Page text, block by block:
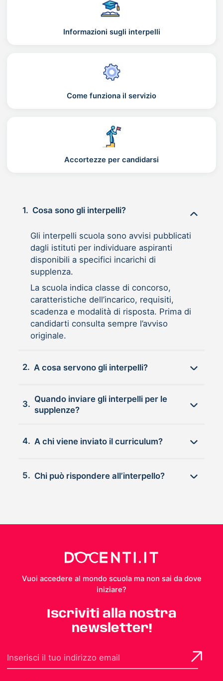
Informazioni sugli interpelli
Come funziona il servizio
Accortezze per candidarsi
1. Cosa sono gli interpelli?
Gli interpelli scuola sono avvisi pubblicati
dagli istituti per individuare aspiranti
disponibili a specifici incarichi di
supplenza.
La scuola indica classe di concorso,
caratteristiche dell’incarico, requisiti,
scadenza e modalità di risposta. Prima di
candidarti consulta sempre l’avviso
originale.
2. A cosa servono gli interpelli?
3.
Quando inviare gli interpelli per le
supplenze?
4. A chi viene inviato il curriculum?
5. Chi può rispondere all’interpello?
Vuoi accedere al mondo scuola ma non sai da dove
iniziare?
Iscriviti alla nostra
newsletter!